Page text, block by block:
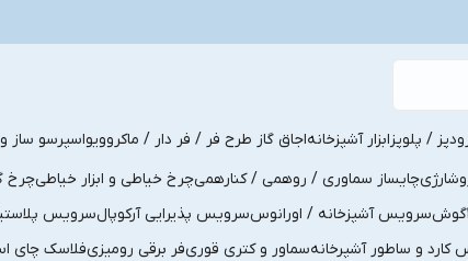
/ پلوپزابزار آشپزخانهاجاق گاز طرح فر / فر دار / ماکروویواسپرسو ساز
چایساز سماوری / روهمی / کنارهمیچرخ خیاطی و ابزار خیاطیچرخ
سرویس آشپزخانه / اورانوسسرویس پذیرایی آرکوپالسرویس
و ساطور آشپرخانهسماور و کتری قوریفر برقی رومیزیفلاسک چای